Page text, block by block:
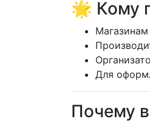
🌟 Кому
Для
Почему